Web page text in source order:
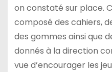
on constaté sur place.
composé des cahiers,
des gommes ainsi que
donnés à la direction
vue d’encourager les